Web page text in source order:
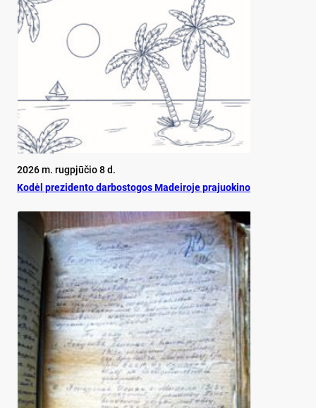
2026 m. rugpjūčio 8 d.
Ko­dėl pre­zi­den­to dar­bos­to­gos Ma­dei­ro­je pra­juo­ki­no